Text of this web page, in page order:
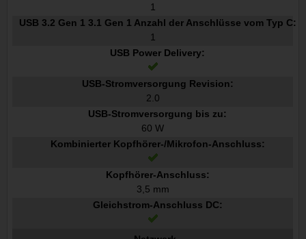
1
USB 3.2 Gen 1 3.1 Gen 1 Anzahl der Anschlüsse vom Typ C:
1
USB Power Delivery:
USB-Stromversorgung Revision:
2.0
USB-Stromversorgung bis zu:
60 W
Kombinierter Kopfhörer-/Mikrofon-Anschluss:
Kopfhörer-Anschluss:
3,5 mm
Gleichstrom-Anschluss DC: